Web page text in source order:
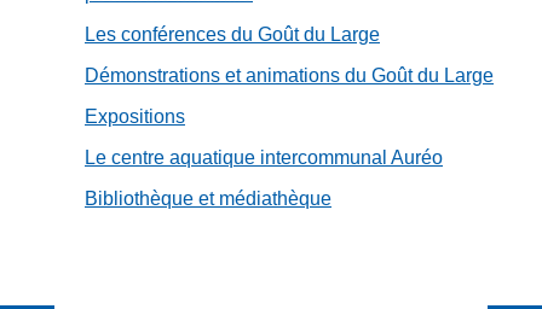
Les conférences du Goût du Large
Démonstrations et animations du Goût du Large
Expositions
Le centre aquatique intercommunal Auréo
Bibliothèque et médiathèque